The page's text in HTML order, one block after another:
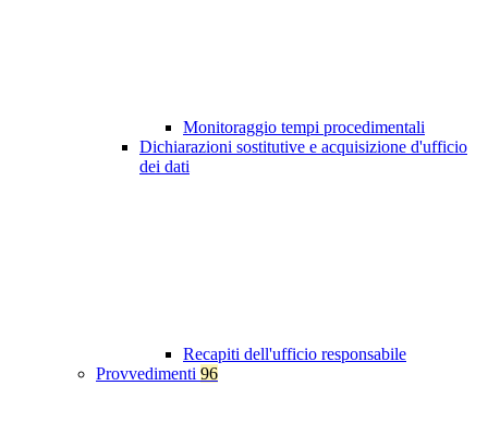
Monitoraggio tempi procedimentali
Dichiarazioni sostitutive e acquisizione d'ufficio
dei dati
Recapiti dell'ufficio responsabile
Provvedimenti 96